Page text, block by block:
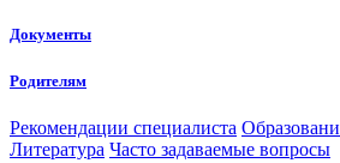
Документы
Родителям
Рекомендации специалиста
Литература Часто задаваемые вопросы